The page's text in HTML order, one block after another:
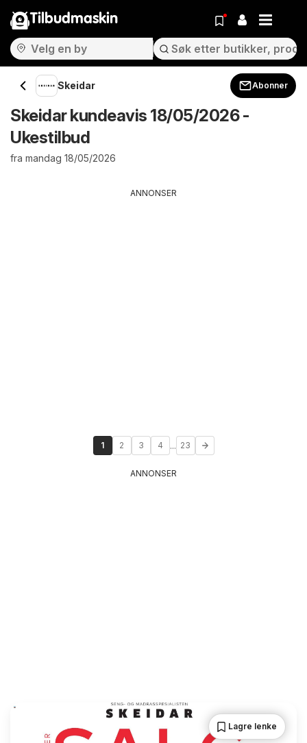
Tilbudmaskin
Skeidar Abonner
Skeidar kundeavis 18/05/2026 -
Ukestilbud
fra mandag 18/05/2026
ANNONSER
1 2 3 4 ... 23
ANNONSER
Lagre lenke